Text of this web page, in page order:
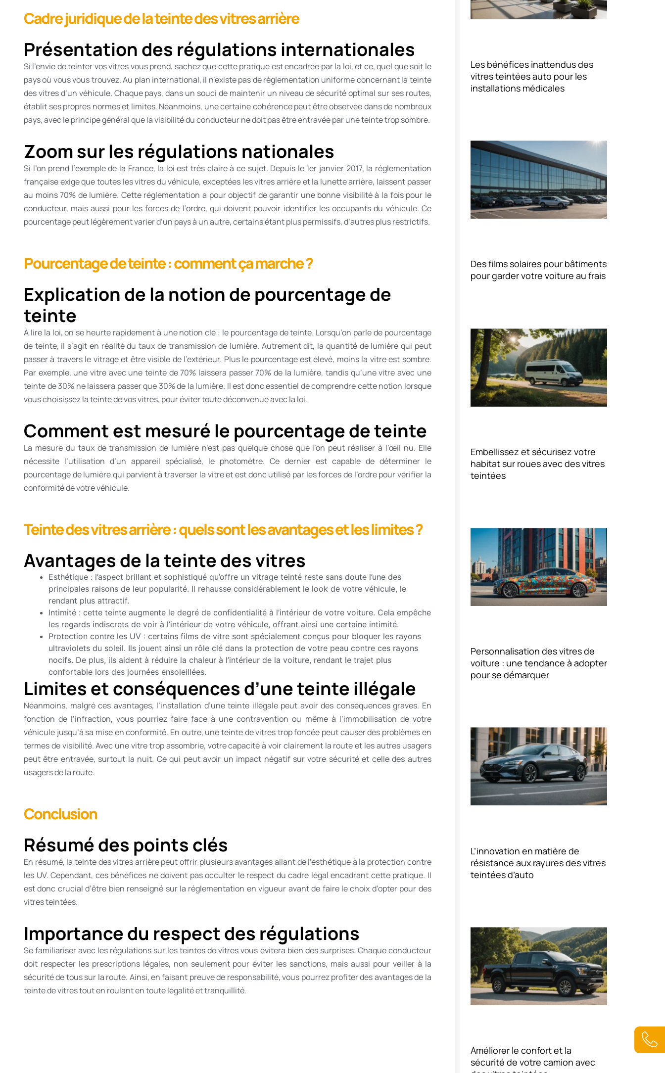
Cadre juridique de la teinte des vitres arrière
Présentation des régulations internationales
Si l’envie de teinter vos vitres vous prend, sachez que cette pratique est encadrée par la loi, et ce, quel que soit le
pays où vous vous trouvez. Au plan international, il n’existe pas de règlementation uniforme concernant la teinte
des vitres d’un véhicule. Chaque pays, dans un souci de maintenir un niveau de sécurité optimal sur ses routes,
établit ses propres normes et limites. Néanmoins, une certaine cohérence peut être observée dans de nombreux
pays, avec le principe général que la visibilité du conducteur ne doit pas être entravée par une teinte trop sombre.
Zoom sur les régulations nationales
Si l’on prend l’exemple de la France, la loi est très claire à ce sujet. Depuis le 1er janvier 2017, la réglementation
française exige que toutes les vitres du véhicule, exceptées les vitres arrière et la lunette arrière, laissent passer
au moins 70% de lumière. Cette réglementation a pour objectif de garantir une bonne visibilité à la fois pour le
conducteur, mais aussi pour les forces de l’ordre, qui doivent pouvoir identifier les occupants du véhicule. Ce
pourcentage peut légèrement varier d’un pays à un autre, certains étant plus permissifs, d’autres plus restrictifs.
Pourcentage de teinte : comment ça marche ?
Explication de la notion de pourcentage de
teinte
À lire la loi, on se heurte rapidement à une notion clé : le pourcentage de teinte. Lorsqu’on parle de pourcentage
de teinte, il s’agit en réalité du taux de transmission de lumière. Autrement dit, la quantité de lumière qui peut
passer à travers le vitrage et être visible de l’extérieur. Plus le pourcentage est élevé, moins la vitre est sombre.
Par exemple, une vitre avec une teinte de 70% laissera passer 70% de la lumière, tandis qu’une vitre avec une
teinte de 30% ne laissera passer que 30% de la lumière. Il est donc essentiel de comprendre cette notion lorsque
vous choisissez la teinte de vos vitres, pour éviter toute déconvenue avec la loi.
Comment est mesuré le pourcentage de teinte
La mesure du taux de transmission de lumière n’est pas quelque chose que l’on peut réaliser à l’œil nu. Elle
nécessite l’utilisation d’un appareil spécialisé, le photomètre. Ce dernier est capable de déterminer le
pourcentage de lumière qui parvient à traverser la vitre et est donc utilisé par les forces de l’ordre pour vérifier la
conformité de votre véhicule.
Teinte des vitres arrière : quels sont les avantages et les limites ?
Avantages de la teinte des vitres
Esthétique : l’aspect brillant et sophistiqué qu’offre un vitrage teinté reste sans doute l’une des
principales raisons de leur popularité. Il rehausse considérablement le look de votre véhicule, le
rendant plus attractif.
Intimité : cette teinte augmente le degré de confidentialité à l’intérieur de votre voiture. Cela empêche
les regards indiscrets de voir à l’intérieur de votre véhicule, offrant ainsi une certaine intimité.
Protection contre les UV : certains films de vitre sont spécialement conçus pour bloquer les rayons
ultraviolets du soleil. Ils jouent ainsi un rôle clé dans la protection de votre peau contre ces rayons
nocifs. De plus, ils aident à réduire la chaleur à l’intérieur de la voiture, rendant le trajet plus
confortable lors des journées ensoleillées.
Limites et conséquences d’une teinte illégale
Néanmoins, malgré ces avantages, l’installation d’une teinte illégale peut avoir des conséquences graves. En
fonction de l’infraction, vous pourriez faire face à une contravention ou même à l’immobilisation de votre
véhicule jusqu’à sa mise en conformité. En outre, une teinte de vitres trop foncée peut causer des problèmes en
termes de visibilité. Avec une vitre trop assombrie, votre capacité à voir clairement la route et les autres usagers
peut être entravée, surtout la nuit. Ce qui peut avoir un impact négatif sur votre sécurité et celle des autres
usagers de la route.
Conclusion
Résumé des points clés
En résumé, la teinte des vitres arrière peut offrir plusieurs avantages allant de l’esthétique à la protection contre
les UV. Cependant, ces bénéfices ne doivent pas occulter le respect du cadre légal encadrant cette pratique. Il
est donc crucial d’être bien renseigné sur la réglementation en vigueur avant de faire le choix d’opter pour des
vitres teintées.
Importance du respect des régulations
Se familiariser avec les régulations sur les teintes de vitres vous évitera bien des surprises. Chaque conducteur
doit respecter les prescriptions légales, non seulement pour éviter les sanctions, mais aussi pour veiller à la
sécurité de tous sur la route. Ainsi, en faisant preuve de responsabilité, vous pourrez profiter des avantages de la
teinte de vitres tout en roulant en toute légalité et tranquillité.
Les bénéfices inattendus des
vitres teintées auto pour les
installations médicales
Des films solaires pour bâtiments
pour garder votre voiture au frais
Embellissez et sécurisez votre
habitat sur roues avec des vitres
teintées
Personnalisation des vitres de
voiture : une tendance à adopter
pour se démarquer
L’innovation en matière de
résistance aux rayures des vitres
teintées d’auto
Améliorer le confort et la
sécurité de votre camion avec